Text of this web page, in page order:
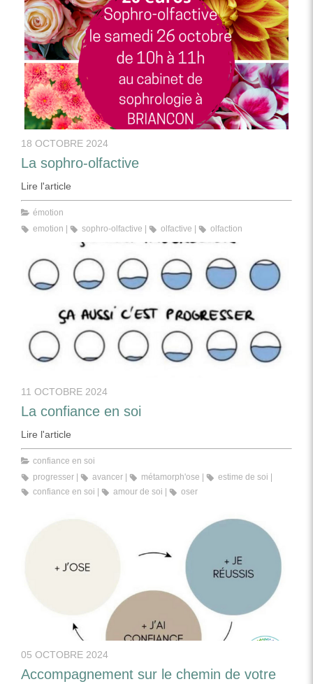
18 OCTOBRE 2024
La sophro-olfactive
Lire l'article
émotion
emotion
sophro-olfactive olfactive olfaction
11 OCTOBRE 2024
La confiance en soi
Lire l'article
confiance en soi
progresser
avancer métamorph'ose
estime de soi
confiance en soi
amour de soi oser
05 OCTOBRE 2024
Accompagnement sur le chemin de votre